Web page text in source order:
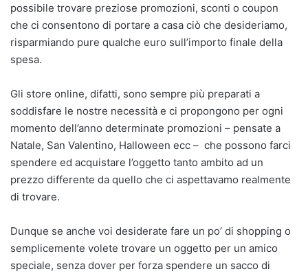
possibile trovare preziose promozioni, sconti o coupon
che ci consentono di portare a casa ciò che desideriamo,
risparmiando pure qualche euro sull’importo finale della
spesa.
Gli store online, difatti, sono sempre più preparati a
soddisfare le nostre necessità e ci propongono per ogni
momento dell’anno determinate promozioni – pensate a
Natale, San Valentino, Halloween ecc – che possono farci
spendere ed acquistare l’oggetto tanto ambito ad un
prezzo differente da quello che ci aspettavamo realmente
di trovare.
Dunque se anche voi desiderate fare un po’ di shopping o
semplicemente volete trovare un oggetto per un amico
speciale, senza dover per forza spendere un sacco di